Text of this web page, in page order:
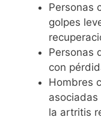
Personas
golpes
Personas
con
Hombres
la artritis